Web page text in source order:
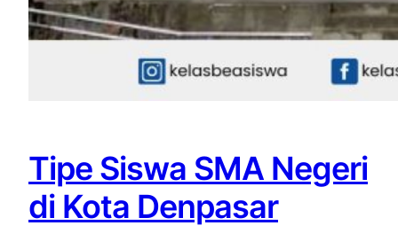
Tipe Siswa SMA Negeri
di Kota Denpasar